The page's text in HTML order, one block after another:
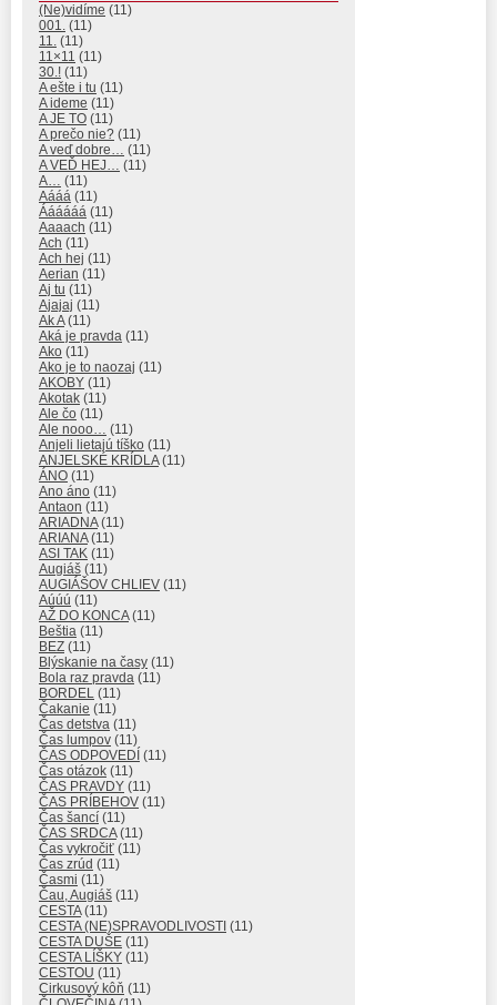
(Ne)vidíme (11)
001.
(11)
11.
(11)
11×11 (11)
30.! (11)
A ešte i tu (11)
A ideme (11)
A JE TO (11)
A prečo nie? (11)
A veď dobre…
(11)
A VEĎ HEJ…
(11)
A…
(11)
Aááá (11)
Áááááá (11)
Aaaach (11)
Ach (11)
Ach hej (11)
Aerian (11)
Aj tu (11)
Ajajaj (11)
Ak A(11)
Aká je pravda (11)
Ako (11)
Ako je to naozaj (11)
AKOBY (11)
Akotak (11)
Ale čo (11)
Ale nooo…
(11)
Anjeli lietajú tíško (11)
ANJELSKÉ KRÍDLA(11)
ÁNO (11)
Ano áno (11)
Antaon (11)
ARIADNA(11)
ARIANA(11)
ASI TAK (11)
Augiáš (11)
AUGIÁŠOV CHLIEV (11)
Aúúú (11)
AŽ DO KONCA(11)
Beštia (11)
BEZ (11)
Blýskanie na časy (11)
Bola raz pravda (11)
BORDEL (11)
Čakanie (11)
Čas detstva (11)
Čas lumpov (11)
ČAS ODPOVEDÍ (11)
Čas otázok (11)
ČAS PRAVDY (11)
ČAS PRÍBEHOV (11)
Čas šancí (11)
ČAS SRDCA(11)
Čas vykročiť (11)
Čas zrúd (11)
Časmi (11)
Čau, Augiáš (11)
CESTA(11)
CESTA (NE)SPRAVODLIVOSTI (11)
CESTA DUŠE (11)
CESTA LÍŠKY (11)
CESTOU (11)
Cirkusový kôň (11)